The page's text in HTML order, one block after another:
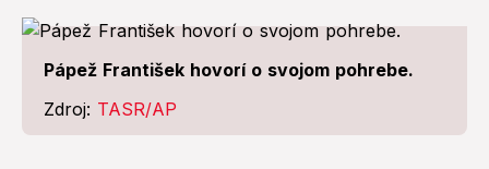
Pápež František hovorí o svojom pohrebe.
Zdroj: TASR/AP